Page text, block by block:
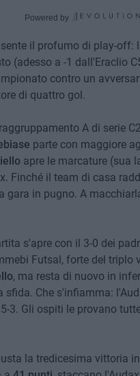
Powered by
il profumo di play-off:
(adesso a -1 dall'Eraclio
contro un
di quattro gol.
A di serie
parte con maggiore
apre le marcature (sua
Finché il team di casa
gara in pugno. A
s'apre con il 3-0 dei
Futsal, forte del triplo
, ma resta di nuovo in
sfida. Che s'infiamma:
3. Gli ospiti le provano
la tredicesima vittoria